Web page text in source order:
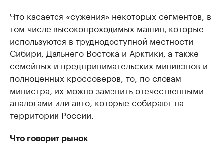
Что касается «сужения» некоторых сегментов, в
том числе высокопроходимых машин, которые
используются в труднодоступной местности
Сибири, Дальнего Востока и Арктики, а также
семейных и предпринимательских минивэнов и
полноценных кроссоверов, то, по словам
министра, их можно заменить отечественными
аналогами или авто, которые собирают на
территории России.
Что говорит рынок